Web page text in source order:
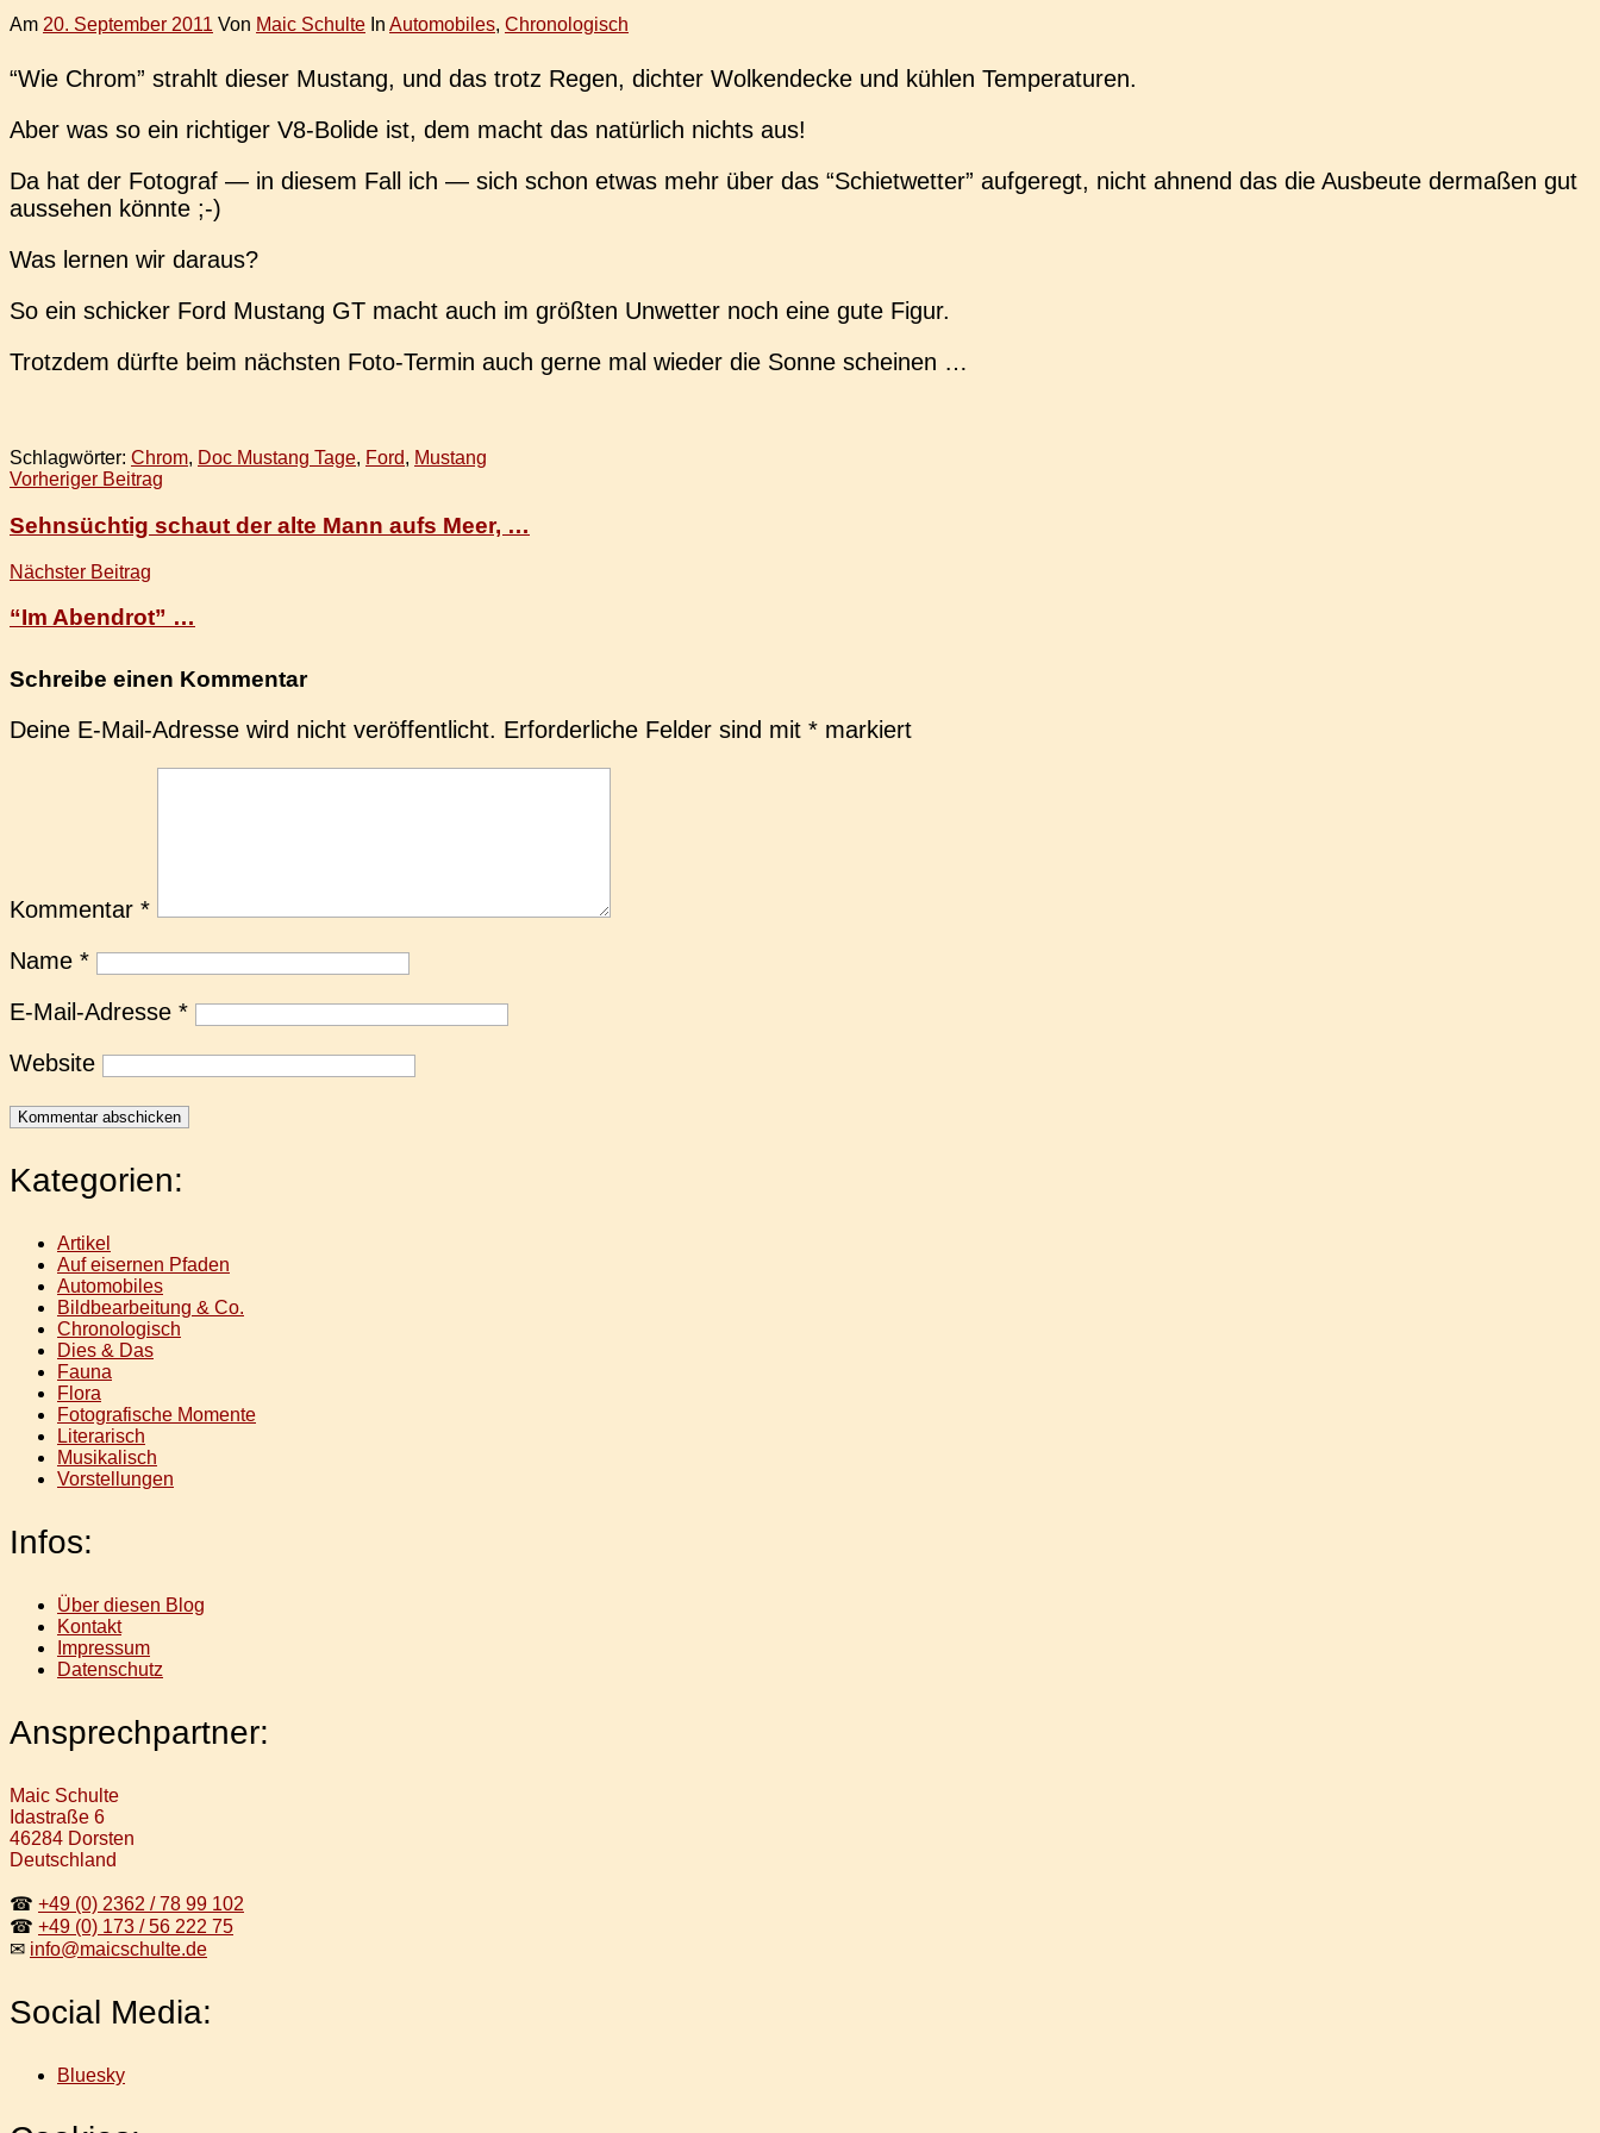
Am 20. September 2011 Von Maic Schulte In Automobiles, Chronologisch
“Wie Chrom” strahlt dieser Mus­tang, und das trotz Regen, dich­ter Wol­ken­de­cke und kühlen Temperaturen.
Aber was so ein rich­ti­ger V8-Bolide ist, dem macht das natür­lich nichts aus!
Da hat der Foto­graf — in diesem Fall ich — sich schon etwas mehr über das “Schiet­wet­ter” auf­ge­regt, nicht ahnend das die Aus­beu­te der­ma­ßen gut
aus­se­hen könnte ;-)
Was lernen wir daraus?
So ein schi­cker Ford Mus­tang GT macht auch im größ­ten Unwet­ter noch eine gute Figur.
Trotz­dem dürfte beim nächs­ten Foto-Termin auch gerne mal wieder die Sonne scheinen …
Schlagwörter: Chrom, Doc Mustang Tage, Ford, Mustang
Beitragsnavigation
Vorheriger Beitrag
Sehnsüchtig schaut der alte Mann aufs Meer, …
Nächster Beitrag
“Im Abendrot” …
Schreibe einen Kommentar
Deine E-Mail-Adresse wird nicht veröffentlicht. Erforderliche Felder sind mit * markiert
Kommentar *
Name *
E-Mail-Adresse *
Website
Kategorien:
Artikel
Auf eisernen Pfaden
Automobiles
Bildbearbeitung & Co.
Chronologisch
Dies & Das
Fauna
Flora
Fotografische Momente
Literarisch
Musikalisch
Vorstellungen
Infos:
Über diesen Blog
Kontakt
Impressum
Datenschutz
Ansprechpartner:
Maic Schulte
Idastraße 6
46284 Dorsten
Deutschland
☎ +49 (0) 2362 / 78 99 102
☎ +49 (0) 173 / 56 222 75
✉ info@maicschulte.de
Social Media:
Bluesky